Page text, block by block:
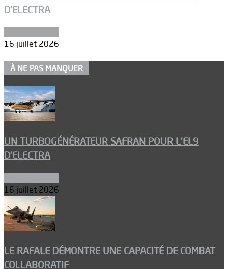
D’ELECTRA
16 juillet 2026
À NE PAS MANQUER
UN TURBOGÉNÉRATEUR SAFRAN POUR L’EL9
D’ELECTRA
16 juillet 2026
LE RAFALE DÉMONTRE UNE CAPACITÉ DE COMBAT
COLLABORATIF